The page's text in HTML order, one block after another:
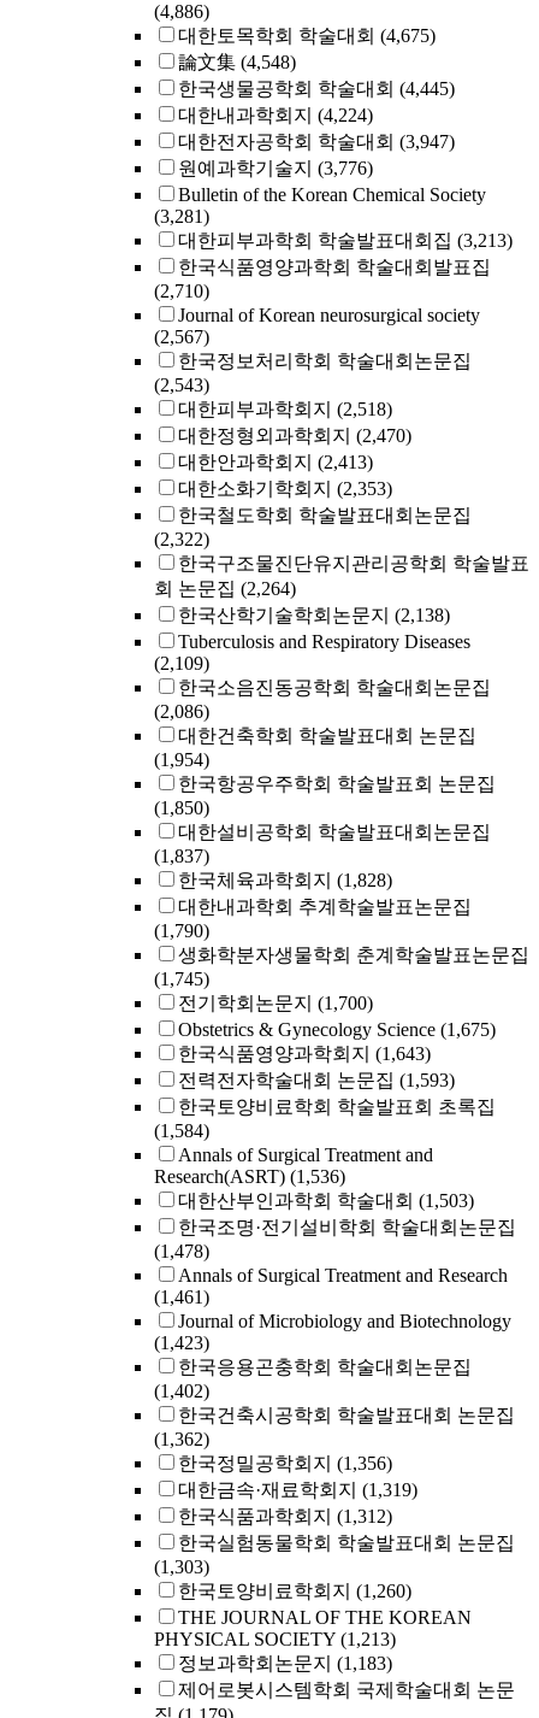
(4,886)
대한토목학회 학술대회 (4,675)
論文集 (4,548)
한국생물공학회 학술대회 (4,445)
대한내과학회지 (4,224)
대한전자공학회 학술대회 (3,947)
원예과학기술지 (3,776)
Bulletin of the Korean Chemical Society
(3,281)
대한피부과학회 학술발표대회집 (3,213)
한국식품영양과학회 학술대회발표집
(2,710)
Journal of Korean neurosurgical society
(2,567)
한국정보처리학회 학술대회논문집
(2,543)
대한피부과학회지 (2,518)
대한정형외과학회지 (2,470)
대한안과학회지 (2,413)
대한소화기학회지 (2,353)
한국철도학회 학술발표대회논문집
(2,322)
한국구조물진단유지관리공학회 학술발표
회 논문집 (2,264)
한국산학기술학회논문지 (2,138)
Tuberculosis and Respiratory Diseases
(2,109)
한국소음진동공학회 학술대회논문집
(2,086)
대한건축학회 학술발표대회 논문집
(1,954)
한국항공우주학회 학술발표회 논문집
(1,850)
대한설비공학회 학술발표대회논문집
(1,837)
한국체육과학회지 (1,828)
대한내과학회 추계학술발표논문집
(1,790)
생화학분자생물학회 춘계학술발표논문집
(1,745)
전기학회논문지 (1,700)
Obstetrics & Gynecology Science (1,675)
한국식품영양과학회지 (1,643)
전력전자학술대회 논문집 (1,593)
한국토양비료학회 학술발표회 초록집
(1,584)
Annals of Surgical Treatment and
Research(ASRT) (1,536)
대한산부인과학회 학술대회 (1,503)
한국조명·전기설비학회 학술대회논문집
(1,478)
Annals of Surgical Treatment and Research
(1,461)
Journal of Microbiology and Biotechnology
(1,423)
한국응용곤충학회 학술대회논문집
(1,402)
한국건축시공학회 학술발표대회 논문집
(1,362)
한국정밀공학회지 (1,356)
대한금속·재료학회지 (1,319)
한국식품과학회지 (1,312)
한국실험동물학회 학술발표대회 논문집
(1,303)
한국토양비료학회지 (1,260)
THE JOURNAL OF THE KOREAN
PHYSICAL SOCIETY (1,213)
정보과학회논문지 (1,183)
제어로봇시스템학회 국제학술대회 논문